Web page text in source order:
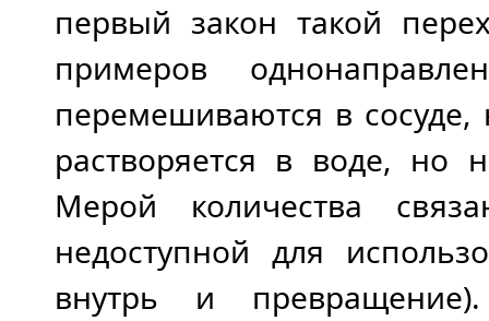
первый закон такой
примеров
перемешиваются в сосуде,
растворяется в воде, но
Мерой количества
недоступной для
внутрь и